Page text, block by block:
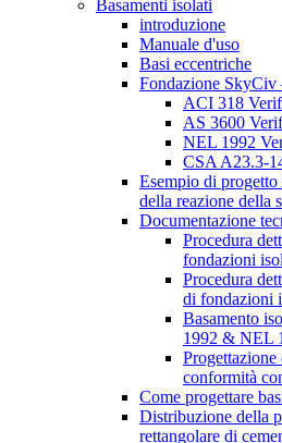
Basamenti isolati
introduzione
Manuale d'uso
Basi eccentriche
Fondazione SkyCiv
ACI 318
AS 3600
NEL 1992
CSA A23.3-
Esempio di
della reazione della
Documentazione
Procedura
fondazioni
Procedura
di fondazioni
Basamento
1992 & NEL
conformità
Come progettare
Distribuzione della
rettangolare di